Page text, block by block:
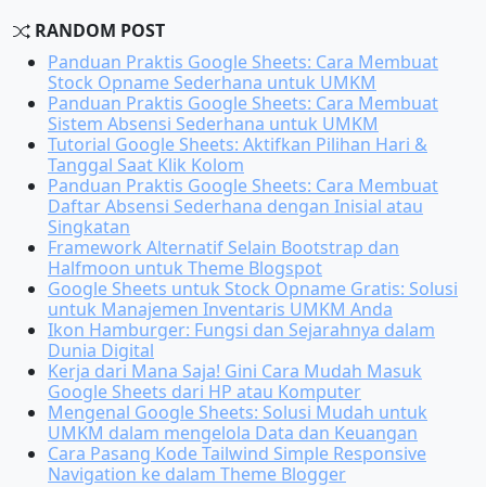
RANDOM POST
Panduan Praktis Google Sheets: Cara Membuat
Stock Opname Sederhana untuk UMKM
Panduan Praktis Google Sheets: Cara Membuat
Sistem Absensi Sederhana untuk UMKM
Tutorial Google Sheets: Aktifkan Pilihan Hari &
Tanggal Saat Klik Kolom
Panduan Praktis Google Sheets: Cara Membuat
Daftar Absensi Sederhana dengan Inisial atau
Singkatan
Framework Alternatif Selain Bootstrap dan
Halfmoon untuk Theme Blogspot
Google Sheets untuk Stock Opname Gratis: Solusi
untuk Manajemen Inventaris UMKM Anda
Ikon Hamburger: Fungsi dan Sejarahnya dalam
Dunia Digital
Kerja dari Mana Saja! Gini Cara Mudah Masuk
Google Sheets dari HP atau Komputer
Mengenal Google Sheets: Solusi Mudah untuk
UMKM dalam mengelola Data dan Keuangan
Cara Pasang Kode Tailwind Simple Responsive
Navigation ke dalam Theme Blogger